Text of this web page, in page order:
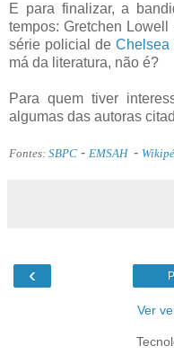
E para finalizar, a
tempos: Gretchen
série policial de Chelsea
má da literatura, não é?
Para quem tiver
algumas das autoras
Fontes: SBPC - EMSAH -
‹
Ver